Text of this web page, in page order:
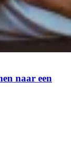
naar een